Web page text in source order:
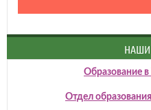
НАШИ
Образование
Отдел